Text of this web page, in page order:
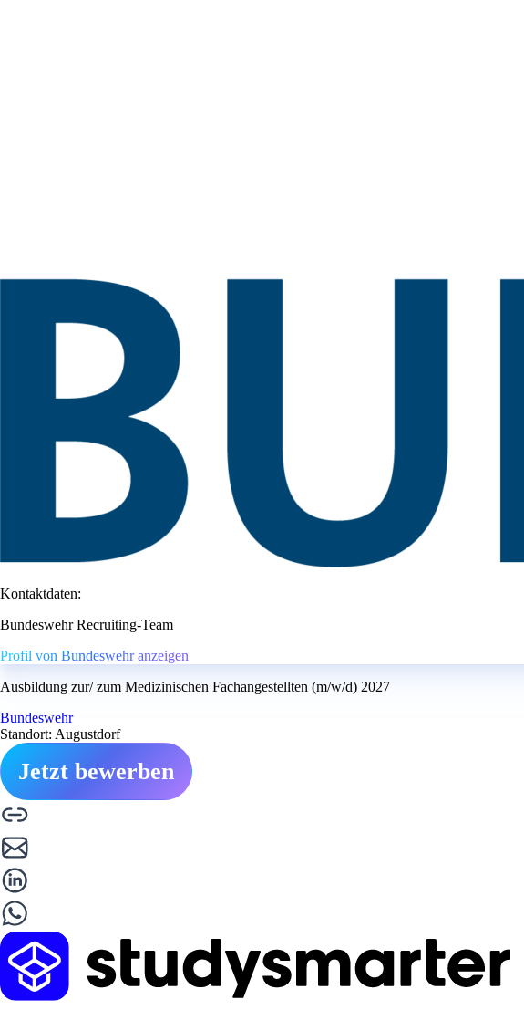
Kontaktdaten:
Bundeswehr Recruiting-Team
Profil von Bundeswehr anzeigen
Ausbildung zur/ zum Medizinischen Fachangestellten (m/w/d) 2027
Bundeswehr
Standort: Augustdorf
Jetzt bewerben